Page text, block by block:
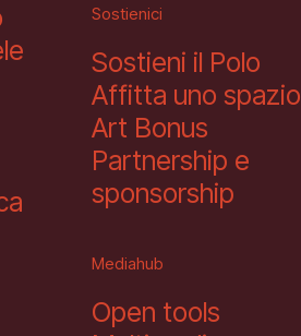
Sostienici
Sostieni il Polo
Affitta uno spazio
Art Bonus
Partnership e
sponsorship
Mediahub
Open tools